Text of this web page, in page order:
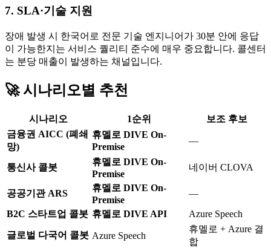
7. SLA·기술 지원
장애 발생 시 한국어로 전문 기술 엔지니어가 30분 안에 응답
이 가능한지는 서비스 퀄리티 준수에 매우 중요합니다. 콜센터
는 분당 매출이 발생하는 채널입니다.
🚀 시나리오별 추천
시나리오 1순위
보조 후보
금융권 AICC (폐쇄
망)
휴멜로 DIVE On-
Premise
—
통신사 콜봇
휴멜로 DIVE On-
Premise
네이버 CLOVA
공공기관 ARS
휴멜로 DIVE On-
Premise
—
B2C 스타트업 콜봇 휴멜로 DIVE API Azure Speech
글로벌 다국어 콜봇 Azure Speech
휴멜로 + Azure 결
합